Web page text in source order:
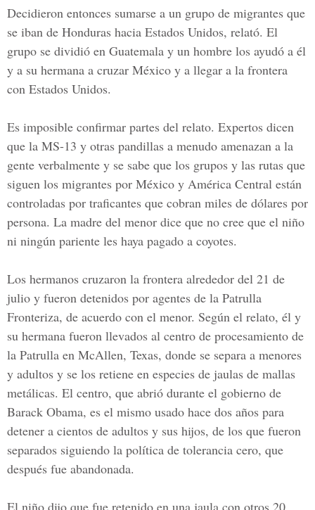
Decidieron entonces sumarse a un grupo de migrantes que
se iban de Honduras hacia Estados Unidos, relató. El
grupo se dividió en Guatemala y un hombre los ayudó a él
y a su hermana a cruzar México y a llegar a la frontera
con Estados Unidos.
Es imposible confirmar partes del relato. Expertos dicen
que la MS-13 y otras pandillas a menudo amenazan a la
gente verbalmente y se sabe que los grupos y las rutas que
siguen los migrantes por México y América Central están
controladas por traficantes que cobran miles de dólares por
persona. La madre del menor dice que no cree que el niño
ni ningún pariente les haya pagado a coyotes.
Los hermanos cruzaron la frontera alrededor del 21 de
julio y fueron detenidos por agentes de la Patrulla
Fronteriza, de acuerdo con el menor. Según el relato, él y
su hermana fueron llevados al centro de procesamiento de
la Patrulla en McAllen, Texas, donde se separa a menores
y adultos y se los retiene en especies de jaulas de mallas
metálicas. El centro, que abrió durante el gobierno de
Barack Obama, es el mismo usado hace dos años para
detener a cientos de adultos y sus hijos, de los que fueron
separados siguiendo la política de tolerancia cero, que
después fue abandonada.
El niño dijo que fue retenido en una jaula con otros 20